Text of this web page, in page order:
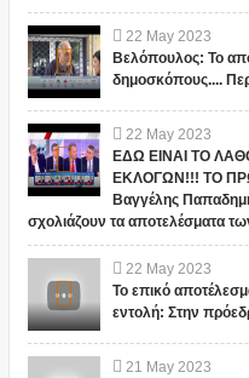
22 May 2023
Βελόπουλος: Το
δημοσκόπους....
22 May 2023
ΕΔΩ ΕΙΝΑΙ ΤΟ
ΕΚΛΟΓΩΝ!!! ΤΟ
Βαγγέλης
σχολιάζουν τα αποτελέσματα
22 May 2023
Το επικό
εντολή: Στην
21 May 2023